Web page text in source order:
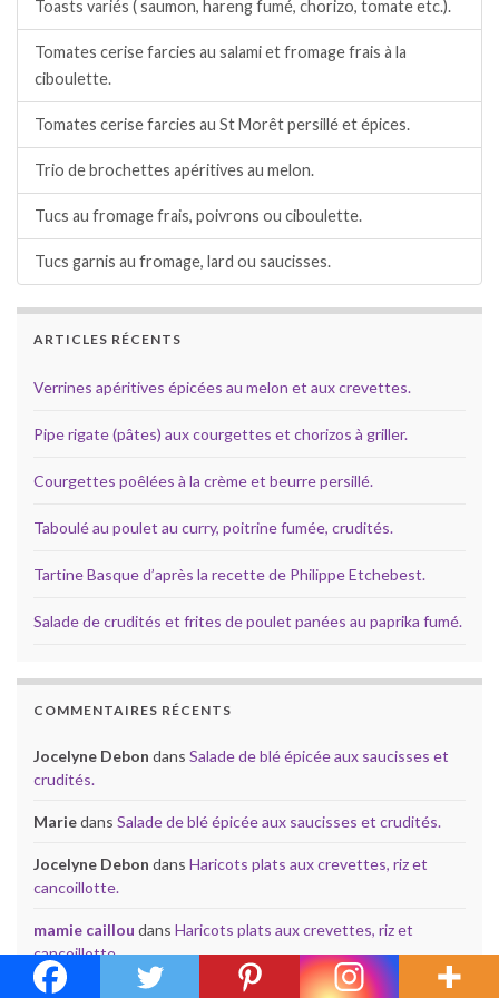
Toasts variés ( saumon, hareng fumé, chorizo, tomate etc.).
Tomates cerise farcies au salami et fromage frais à la
ciboulette.
Tomates cerise farcies au St Morêt persillé et épices.
Trio de brochettes apéritives au melon.
Tucs au fromage frais, poivrons ou ciboulette.
Tucs garnis au fromage, lard ou saucisses.
ARTICLES RÉCENTS
Verrines apéritives épicées au melon et aux crevettes.
Pipe rigate (pâtes) aux courgettes et chorizos à griller.
Courgettes poêlées à la crème et beurre persillé.
Taboulé au poulet au curry, poitrine fumée, crudités.
Tartine Basque d’après la recette de Philippe Etchebest.
Salade de crudités et frites de poulet panées au paprika fumé.
COMMENTAIRES RÉCENTS
Jocelyne Debon dans Salade de blé épicée aux saucisses et
crudités.
Mariedans Salade de blé épicée aux saucisses et crudités.
Jocelyne Debon dans Haricots plats aux crevettes, riz et
cancoillotte.
mamie caillou dans Haricots plats aux crevettes, riz et
cancoillotte.